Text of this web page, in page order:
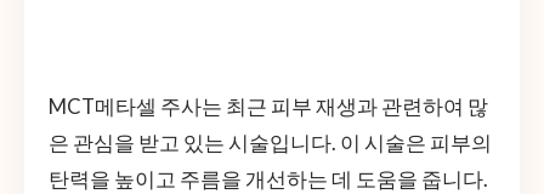
MCT메타셀 주사는 최근 피부 재생과 관련하여 많
은 관심을 받고 있는 시술입니다. 이 시술은 피부의
탄력을 높이고 주름을 개선하는 데 도움을 줍니다.